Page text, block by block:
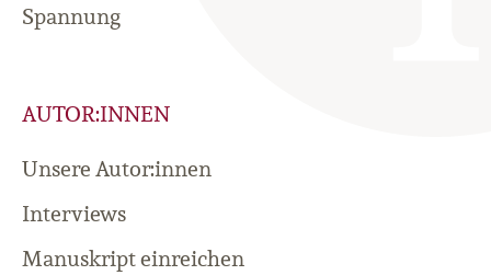
Spannung
AUTOR:INNEN
Unsere Autor:innen
Interviews
Manuskript einreichen